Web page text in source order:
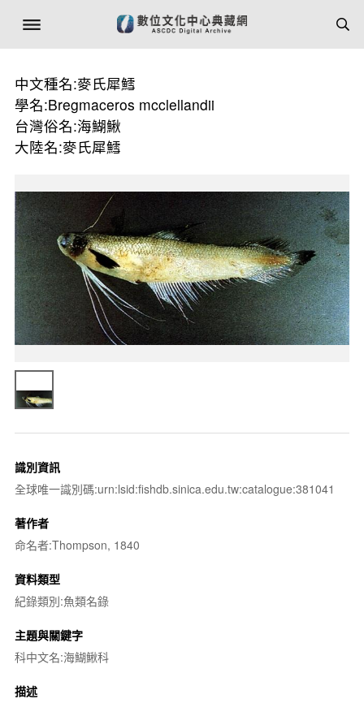
中文種名:麥氏犀鱈
學名:Bregmaceros mcclellandii
台灣俗名:海鰗鰍
大陸名:麥氏犀鱈
識別資訊
全球唯一識別碼:urn:lsid:fishdb.sinica.edu.tw:catalogue:381041
著作者
命名者:Thompson, 1840
資料類型
紀錄類別:魚類名錄
主題與關鍵字
科中文名:海鰗鰍科
描述